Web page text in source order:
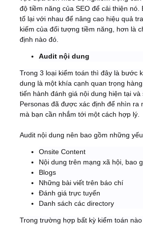
độ tiềm năng của SEO để cải thiện
tố lại với nhau để nâng cao hiệu quả
kiếm của đối tượng tiềm năng, hơn là
định nào đó.
Audit nội dung
Trong 3 loại kiểm toán thì đây là bước
dung là một khía cạnh quan trọng
tiến hành đánh giá nội dung hiện tại
Personas đã được xác định để nhìn ra
mà bạn cần nhắm tới một cách hợp lý.
Audit nội dung nên bao gồm những
Onsite Content
Nội dung trên mạng xã hội, bao
Blogs
Những bài viết trên báo chí
Đánh giá trực tuyến
Danh sách các directory
Trong trường hợp bất kỳ kiểm toán